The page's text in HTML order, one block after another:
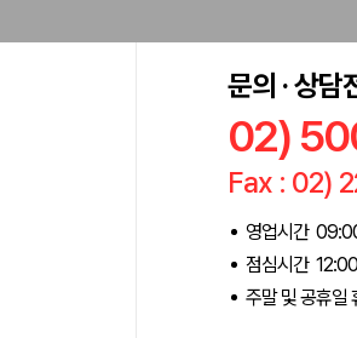
문의 · 상담
02)
Fax : 02)
영업시간
점심시간
주말 및 공휴일